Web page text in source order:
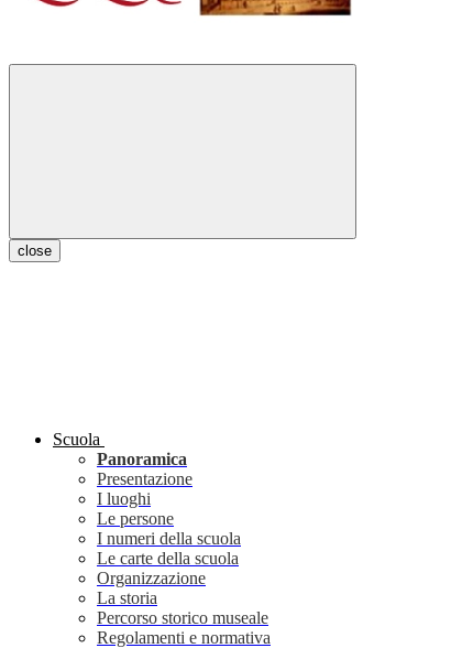
close
Scuola
Panoramica
Presentazione
I luoghi
Le persone
I numeri della scuola
Le carte della scuola
Organizzazione
La storia
Percorso storico museale
Regolamenti e normativa